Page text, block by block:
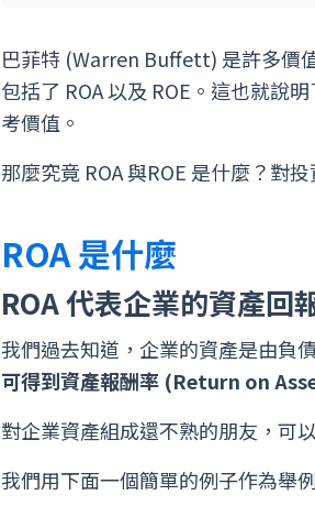
巴菲特 (Warren Buffett) 是許多價
包括了 ROA 以及 ROE。這也就說
考價值。
那麼究竟 ROA 與ROE 是什麼？對
ROA 是什麼
ROA 代表企業的資產回
我們過去知道，企業的資產是由負
可得到資產報酬率 (Return on
對企業資產組成還不熟的朋友，可
我們用下面一個簡單的例子作為舉